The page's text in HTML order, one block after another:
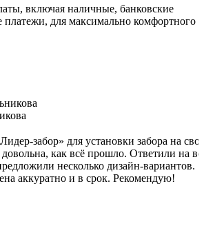
включая наличные, банковские
платежи, для максимально комфортного
забор» для установки забора на
как всё прошло. Ответили на
несколько дизайн-вариантов.
аккуратно и в срок. Рекомендую!